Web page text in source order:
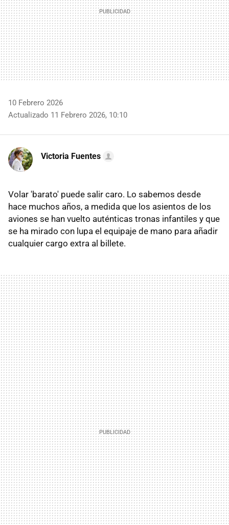
10 Febrero 2026
Actualizado 11 Febrero 2026, 10:10
Victoria Fuentes
Volar 'barato' puede salir caro. Lo sabemos desde
hace muchos años, a medida que los asientos de los
aviones se han vuelto auténticas tronas infantiles y que
se ha mirado con lupa el equipaje de mano para añadir
cualquier cargo extra al billete.